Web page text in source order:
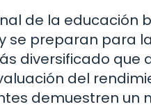
de la educación
se preparan para
diversificado
del
demuestren un